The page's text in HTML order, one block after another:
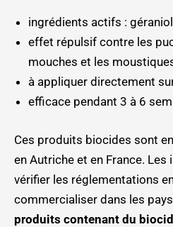
ingrédients actifs :
effet répulsif contre les
mouches et les
à appliquer directement sur
efficace pendant 3 à 6
Ces produits biocides sont
en Autriche et en France.
vérifier les réglementations
commercialiser dans les
produits contenant du